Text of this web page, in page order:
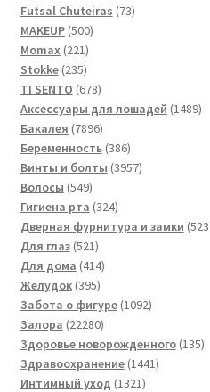
товаров
Futsal Сhuteiras 7373
MAKEUP 500500
Momax 221221
товар
Stokke 235235
товаров
TI SENTO 678678
товаров
Аксессуары для лошадей 1489
Бакалея 78967896
товаров
Беременность 386386
товаров
Винты и болты 39573957
Волосы 549549
товаров
Гигиена рта 324324
товара
Дверная фурнитура и замки
Для глаз 521521
товар
Для дома 414414
Желудок 395395
товаров
Забота о фигуре 10921092
Залора 2228022280
товаров
Здоровье новорожденного 135135
Здравоохранение 14411441
Интимный уход 13211321